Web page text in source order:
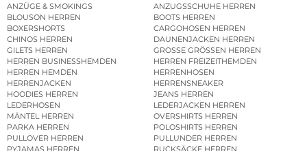
ANZÜGE & SMOKINGS
ANZUGSSCHUHE HERREN
BLOUSON HERREN
BOOTS HERREN
BOXERSHORTS
CARGOHOSEN HERREN
CHINOS HERREN
DAUNENJACKEN HERREN
GILETS HERREN
GROSSE GRÖSSEN HERREN
HERREN BUSINESSHEMDEN
HERREN FREIZEITHEMDEN
HERREN HEMDEN
HERRENHOSEN
HERRENJACKEN
HERRENSNEAKER
HOODIES HERREN
JEANS HERREN
LEDERHOSEN
LEDERJACKEN HERREN
MÄNTEL HERREN
OVERSHIRTS HERREN
PARKA HERREN
POLOSHIRTS HERREN
PULLOVER HERREN
PULLUNDER HERREN
PYJAMAS HERREN
RUCKSÄCKE HERREN